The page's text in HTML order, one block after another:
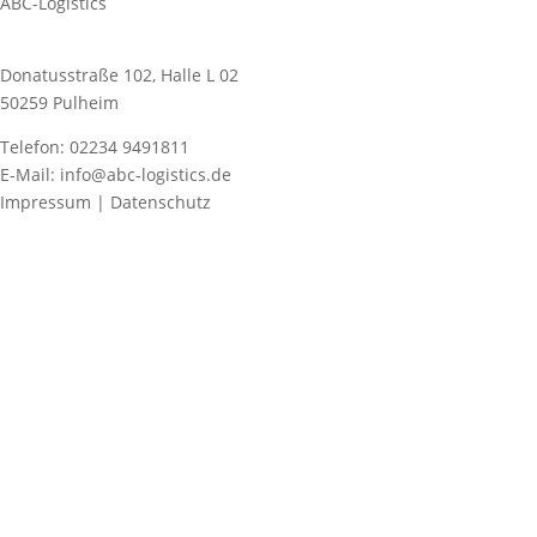
Donatusstraße 102, Halle L 02
50259 Pulheim
Telefon: 02234 9491811
E-Mail: info@abc-logistics.de
Impressum | Datenschutz